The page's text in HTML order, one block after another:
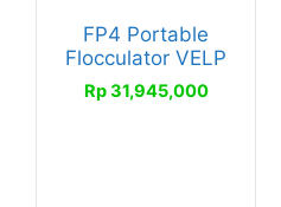
FP4 Portable
Flocculator VELP
Rp31,945,000